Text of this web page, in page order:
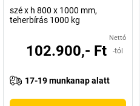
szé x h 800 x 1000 mm,
teherbírás 1000 kg
Nettó
102.900,- Ft -tól
17-19 munkanap alatt